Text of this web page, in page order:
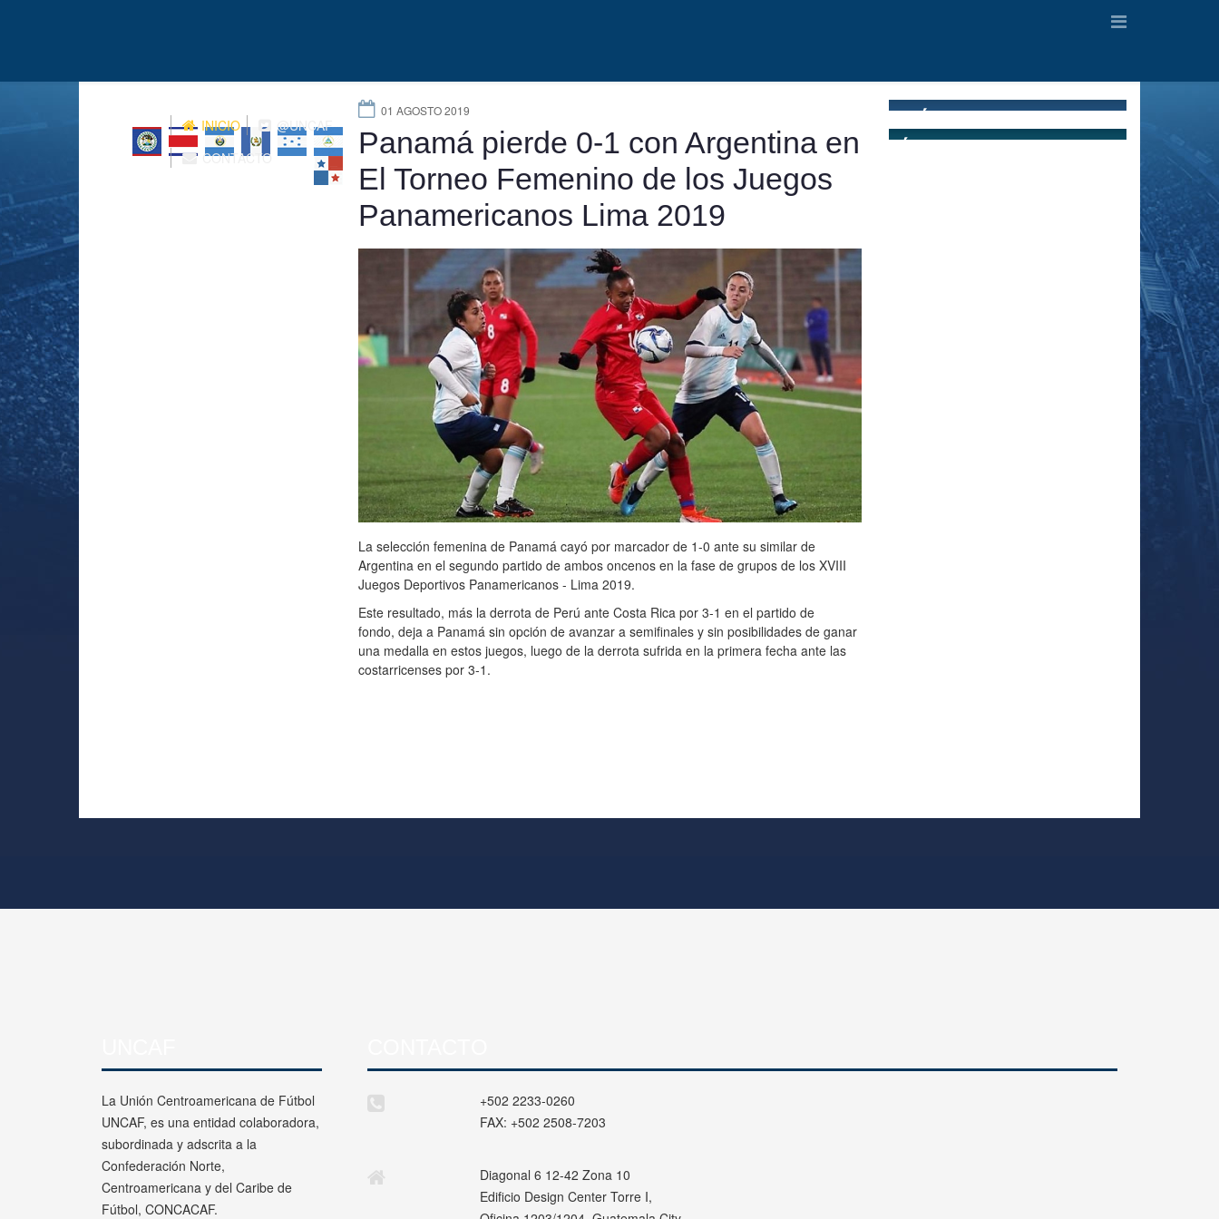
INICIO
@UNCAF
CONTACTO
01 AGOSTO 2019
Panamá pierde 0-1 con Argentina en
El Torneo Femenino de los Juegos
Panamericanos Lima 2019
La selección femenina de Panamá cayó por marcador de 1-0 ante su similar de
Argentina en el segundo partido de ambos oncenos en la fase de grupos de los XVIII
Juegos Deportivos Panamericanos - Lima 2019.
Este resultado, más la derrota de Perú ante Costa Rica por 3-1 en el partido de
fondo, deja a Panamá sin opción de avanzar a semifinales y sin posibilidades de ganar
una medalla en estos juegos, luego de la derrota sufrida en la primera fecha ante las
costarricenses por 3-1.
La Unión Centroamericana de Fútbol
UNCAF, es una entidad colaboradora,
subordinada y adscrita a la
Confederación Norte,
Centroamericana y del Caribe de
Fútbol, CONCACAF.
+502 2233-0260
FAX: +502 2508-7203
Diagonal 6 12-42 Zona 10
Edificio Design Center Torre I,